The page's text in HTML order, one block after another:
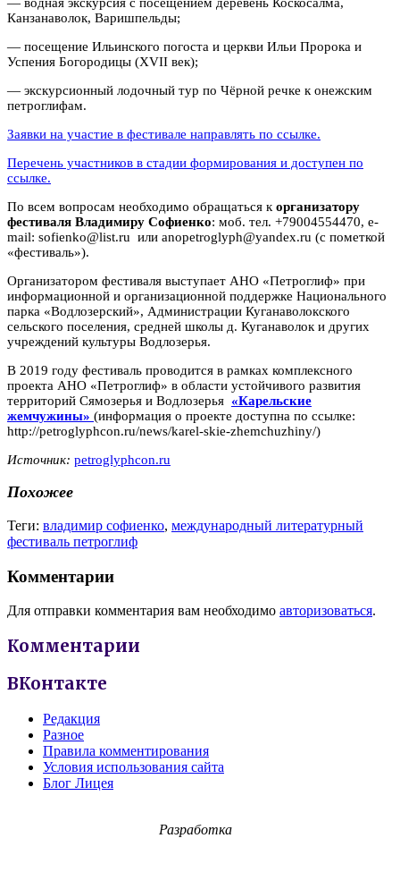
Канзанаволок, Варишпельды;
— посещение Ильинского погоста и церкви Ильи Пророка и
Успения Богородицы (XVII век);
— экскурсионный лодочный тур по Чёрной речке к онежским
петроглифам.
Заявки на участие в фестивале направлять по ссылке.
Перечень участников в стадии формирования и доступен по
ссылке.
По всем вопросам необходимо обращаться к организатору
фестиваля Владимиру Софиенко: моб. тел. +79004554470, e-
mail: sofienko@list.ru или anopetroglyph@yandex.ru (с пометкой
«фестиваль»).
Организатором фестиваля выступает АНО «Петроглиф» при
информационной и организационной поддержке Национального
парка «Водлозерский», Администрации Куганаволокского
сельского поселения, средней школы д. Куганаволок и других
учреждений культуры Водлозерья.
В 2019 году фестиваль проводится в рамках комплексного
проекта АНО «Петроглиф» в области устойчивого развития
территорий Сямозерья и Водлозерья «Карельские
жемчужины» (информация о проекте доступна по ссылке:
http://petroglyphcon.ru/news/karel-skie-zhemchuzhiny/)
Источник: petroglyphcon.ru
Похожее
Теги: владимир софиенко, международный литературный
фестиваль петроглиф
Комментарии
Для отправки комментария вам необходимо авторизоваться.
Комментарии
ВКонтакте
Редакция
Разное
Правила комментирования
Условия использования сайта
Блог Лицея
Разработка